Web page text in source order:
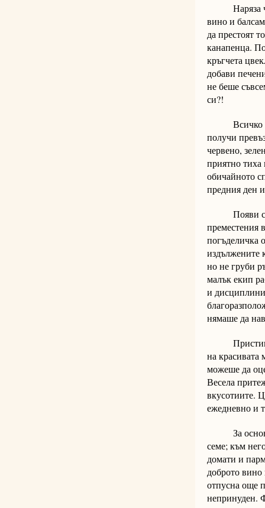
Наряза
вино и
да престоят
канапенца.
кръгчета
добави
не беше
си?!
Всичко
получи
червено,
приятно тиха
обичайното
предния ден
Появи се
преместения
погъделичка
издължените
но не груби
малък екип
и
нямаше да
Пристигна
на красивата
можеше да
Весела
вкусотиите.
ежедневно и
За основно
семе; към
домати и
доброто вино
отпусна още
непринуден.